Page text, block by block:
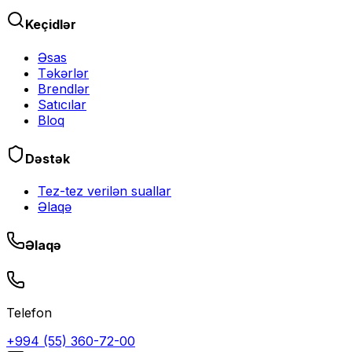
Keçidlər
Əsas
Təkərlər
Brendlər
Satıcılar
Bloq
Dəstək
Tez-tez verilən suallar
Əlaqə
Əlaqə
Telefon
+994 (55) 360-72-00